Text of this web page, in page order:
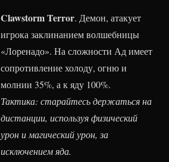
Clawstorm Terror. Демон, атакует
игрока заклинанием волшебницы
«Лоренадо». На сложности Ад имеет
сопротивление холоду, огню и
молнии 35%, а к яду 100%.
Тактика: старайтесь держаться на
дистанции, используя физический
урон и магический урон, за
исключением яда.